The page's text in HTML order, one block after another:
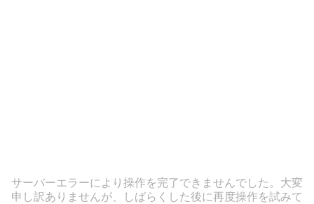
サーバーエラーにより操作を完了できませんでした。大変
申し訳ありませんが、しばらくした後に再度操作を試みて